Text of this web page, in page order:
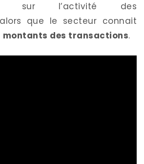
sur l’activité des
alors que le secteur connait
montants des transactions.